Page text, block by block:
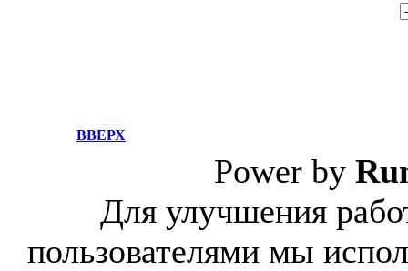
ВВЕРХ
Power by
Для улучшения
пользователями мы